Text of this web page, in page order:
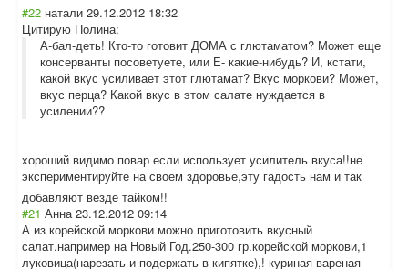
#22 натали 29.12.2012 18:32
Цитирую Полина:
А-бал-деть! Кто-то готовит ДОМА с глютаматом? Может еще
консерванты посоветуете, или Е- какие-нибудь? И, кстати,
какой вкус усиливает этот глютамат? Вкус моркови? Может,
вкус перца? Какой вкус в этом салате нуждается в
усилении??
хороший видимо повар если использует усилитель вкуса!!не
экспериментируйте на своем здоровье,эту гадость нам и так
добавляют везде тайком!!
#21 Анна 23.12.2012 09:14
А из корейской моркови можно приготовить вкусный
салат.например на Новый Год.250-300 гр.корейской моркови,1
луковица(нарезать и подержать в кипятке),! куриная вареная